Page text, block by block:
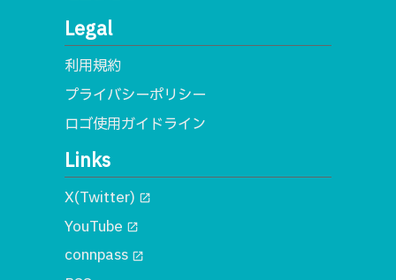
Legal
利用規約
プライバシーポリシー
ロゴ使用ガイドライン
Links
X(Twitter) open_in_new
YouTube open_in_new
connpass open_in_new